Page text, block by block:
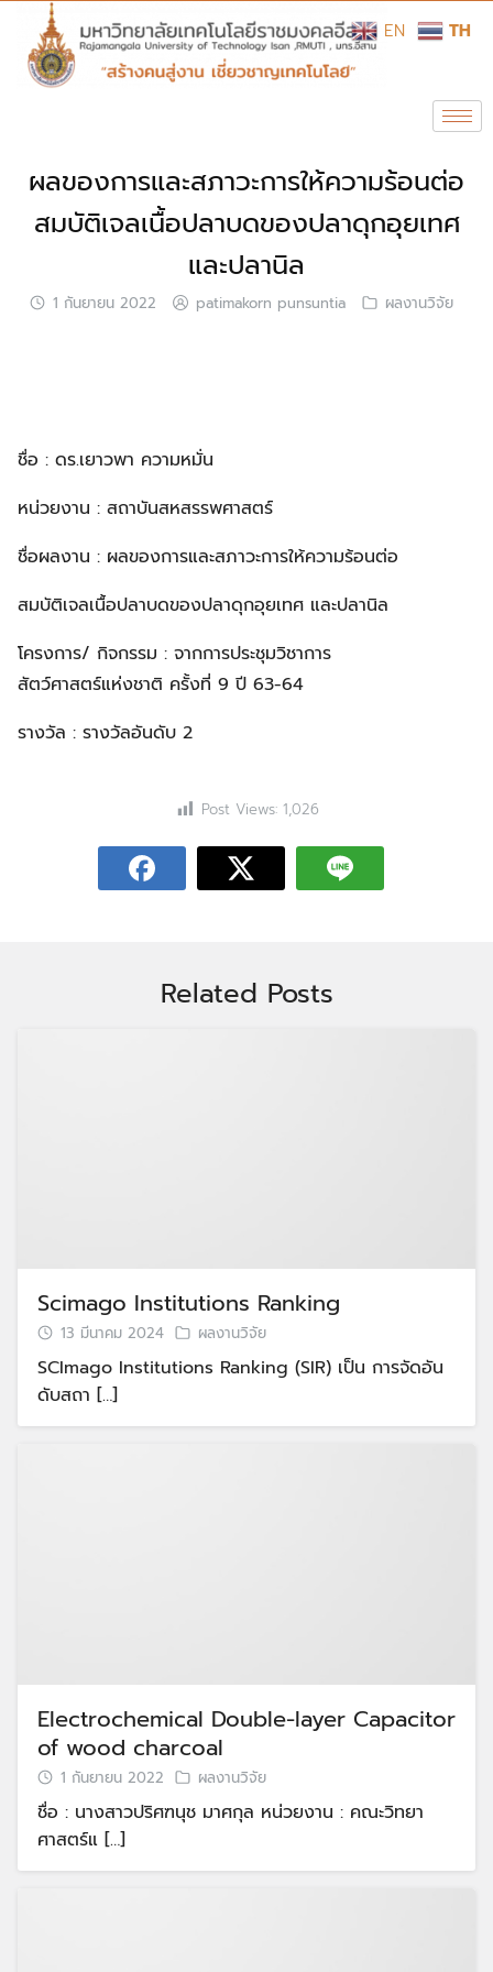
ผลของการและสภาวะการให้ความร้อนต่อ
สมบัติเจลเนื้อปลาบดของปลาดุกอุยเทศ
และปลานิล
1 กันยายน 2022 patimakorn punsuntia ผลงานวิจัย
ชื่อ : ดร.เยาวพา ความหมั่น
หน่วยงาน : สถาบันสหสรรพศาสตร์
ชื่อผลงาน : ผลของการและสภาวะการให้ความร้อนต่อ
สมบัติเจลเนื้อปลาบดของปลาดุกอุยเทศ และปลานิล
โครงการ/ กิจกรรม : จากการประชุมวิชาการ
สัตว์ศาสตร์แห่งชาติ ครั้งที่ 9 ปี 63-64
รางวัล : รางวัลอันดับ 2
Post Views: 1,026
Related Posts
Scimago Institutions Ranking
13 มีนาคม 2024 ผลงานวิจัย
SCImago Institutions Ranking (SIR) เป็น การจัดอัน
ดับสถา […]
Electrochemical Double-layer Capacitor
of wood charcoal
1 กันยายน 2022 ผลงานวิจัย
ชื่อ : นางสาวปริศฑนุช มาศกุล หน่วยงาน : คณะวิทยา
ศาสตร์แ […]
EN TH